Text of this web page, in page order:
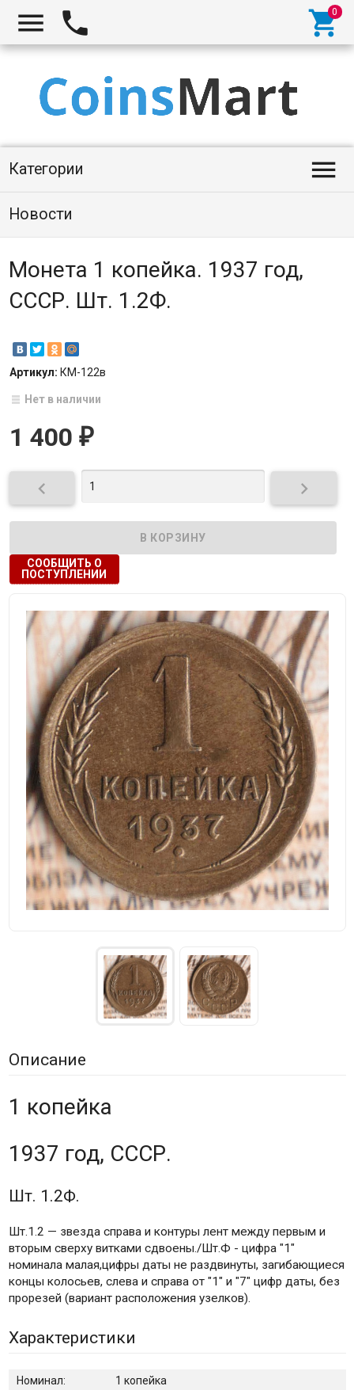
  
Категории 
Новости
Монета 1 копейка. 1937 год,
СССР. Шт. 1.2Ф.
Артикул: КМ-122в
Нет в наличии
1 400 ₽
 
СООБЩИТЬ О
ПОСТУПЛЕНИИ
Описание
1 копейка
1937 год, СССР.
Шт. 1.2Ф.
Шт.1.2 — звезда справа и контуры лент между первым и
вторым сверху витками сдвоены./Шт.Ф - цифра "1"
номинала малая,цифры даты не раздвинуты, загибающиеся
концы колосьев, слева и справа от "1" и "7" цифр даты, без
прорезей (вариант расположения узелков).
Характеристики
Номинал:
1 копейка